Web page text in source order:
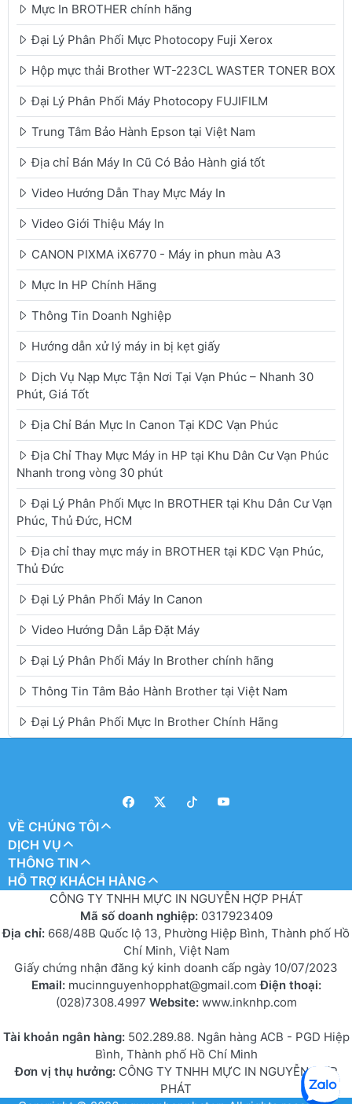
Mực In BROTHER chính hãng
Đại Lý Phân Phối Mực Photocopy Fuji Xerox
Hộp mực thải Brother WT-223CL WASTER TONER BOX
Đại Lý Phân Phối Máy Photocopy FUJIFILM
Trung Tâm Bảo Hành Epson tại Việt Nam
Địa chỉ Bán Máy In Cũ Có Bảo Hành giá tốt
Video Hướng Dẫn Thay Mực Máy In
Video Giới Thiệu Máy In
CANON PIXMA iX6770 - Máy in phun màu A3
Mực In HP Chính Hãng
Thông Tin Doanh Nghiệp
Hướng dẫn xử lý máy in bị kẹt giấy
Dịch Vụ Nạp Mực Tận Nơi Tại Vạn Phúc – Nhanh 30
Phút, Giá Tốt
Địa Chỉ Bán Mực In Canon Tại KDC Vạn Phúc
Địa Chỉ Thay Mực Máy in HP tại Khu Dân Cư Vạn Phúc
Nhanh trong vòng 30 phút
Đại Lý Phân Phối Mực In BROTHER tại Khu Dân Cư Vạn
Phúc, Thủ Đức, HCM
Địa chỉ thay mực máy in BROTHER tại KDC Vạn Phúc,
Thủ Đức
Đại Lý Phân Phối Máy In Canon
Video Hướng Dẫn Lắp Đặt Máy
Đại Lý Phân Phối Máy In Brother chính hãng
Thông Tin Tâm Bảo Hành Brother tại Việt Nam
Đại Lý Phân Phối Mực In Brother Chính Hãng
VỀ CHÚNG TÔI
DỊCH VỤ
THÔNG TIN
HỖ TRỢ KHÁCH HÀNG
CÔNG TY TNHH MỰC IN NGUYỄN HỢP PHÁT
Mã số doanh nghiệp: 0317923409
Địa chỉ: 668/48B Quốc lộ 13, Phường Hiệp Bình, Thành phố Hồ
Chí Minh, Việt Nam
Giấy chứng nhận đăng ký kinh doanh cấp ngày 10/07/2023
Email: mucinnguyenhopphat@gmail.comĐiện thoại:
(028)7308.4997 Website: www.inknhp.com
Tài khoản ngân hàng: 502.289.88. Ngân hàng ACB - PGD Hiệp
Bình, Thành phố Hồ Chí Minh
Đơn vị thụ hưởng:CÔNG TY TNHH MỰC IN NGUYỄN HỢP
PHÁT